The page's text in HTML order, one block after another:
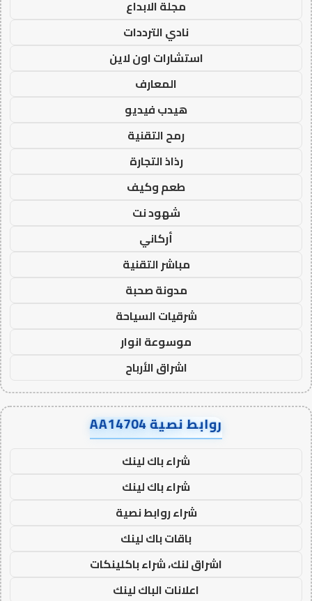
مجلة الابداع
نادي الترددات
استشارات اون لاين
المعارف
هيدب فيديو
رمح التقنية
رذاذ التجارة
طعم وكيف
شهود نت
أركاني
مباشر التقنية
مدونة صحبة
شرقيات السياحة
موسوعة انوار
اشراق الأرباح
روابط نصية AA14704
شراء باك لينك
شراء باك لينك
شراء روابط نصية
باقات باك لينك
اشراق لنك، شراء باكلينكات
اعلانات الباك لينك